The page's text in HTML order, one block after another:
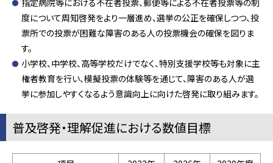
指定病院等における不在者投票、郵便等による不在者投票等の制
度について周知啓発をより一層進め、選挙の公正を確保しつつ、投
票所での投票が困難な障害のある人の投票機会の確保を図りま
す。
小学校、中学校、高等学校だけでなく、特別支援学校等も対象に主
権者教育を行い、模擬投票の体験等を通じて、障害のある人が選
挙に参加しやすくなるよう意識向上に向けた啓発に取り組みます。
普及啓発・理解促進における数値目標